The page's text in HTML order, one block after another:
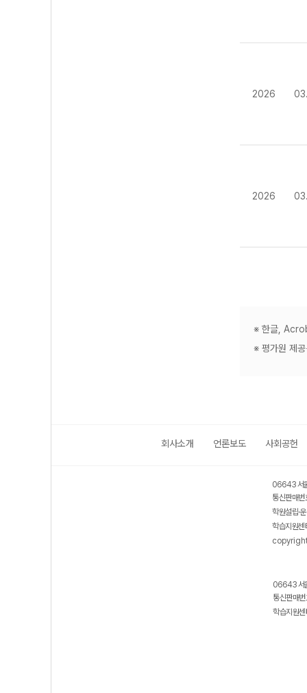
2026
2026
※ 한글,
※ 평가원 제
회사소개 언론보도 사회공헌
06643 서
통신판매
학원설립·
학습지원
06643 서
통신판매
학습지원